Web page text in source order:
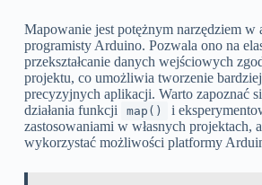
Mapowanie jest potężnym narzędziem w
programisty Arduino. Pozwala ono na
przekształcanie danych wejściowych
projektu, co umożliwia tworzenie
precyzyjnych aplikacji. Warto zapoznać
działania funkcji
map()
i
zastosowaniami w własnych projektach,
wykorzystać możliwości platformy